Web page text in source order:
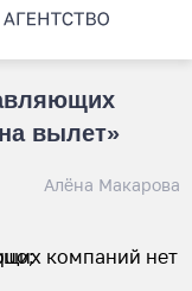
вылет»
Алёна Макарова